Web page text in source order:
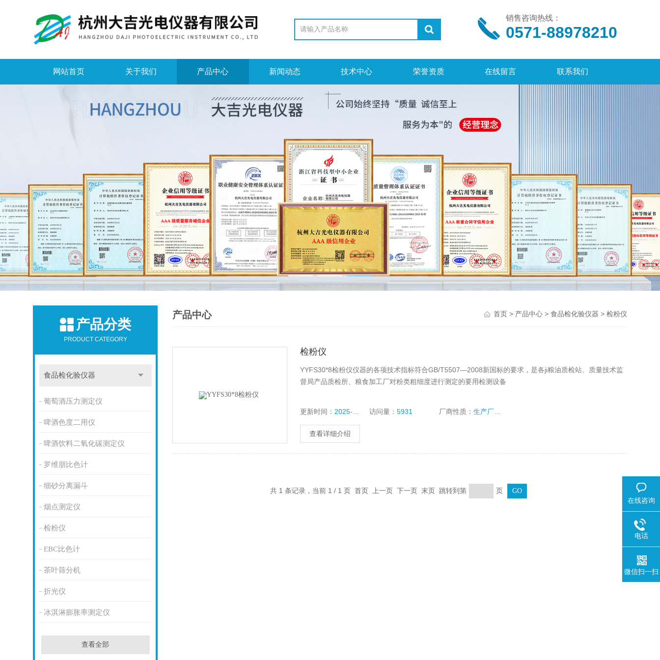
销售咨询热线：
0571-88978210
网站首页 关于我们 产品中心 新闻动态 技术中心 荣誉资质 在线留言 联系我们
产品分类
PRODUCT CATEGORY
食品检化验仪器
葡萄酒压力测定仪
啤酒色度二用仪
啤酒饮料二氧化碳测定仪
罗维朋比色计
细砂分离漏斗
烟点测定仪
检粉仪
EBC比色计
茶叶筛分机
折光仪
冰淇淋膨胀率测定仪
查看全部
产品中心 首页> 产品中心> 食品检化验仪器 > 检粉仪
检粉仪
YYFS30*8检粉仪仪器的各项技术指标符合GB/T5507—2008新国标的要求，是各ji粮油质检站、质量技术监
督局产品质检所、粮食加工厂对粉类粗细度进行测定的要用检测设备
更新时间： 2025-10-14 访问量：5931 厂商性质： 生产厂家
查看详细介绍
共 1 条记录，当前 1 / 1 页 首页 上一页 下一页 末页 跳转到第 页
在线咨询
电话
微信扫一扫